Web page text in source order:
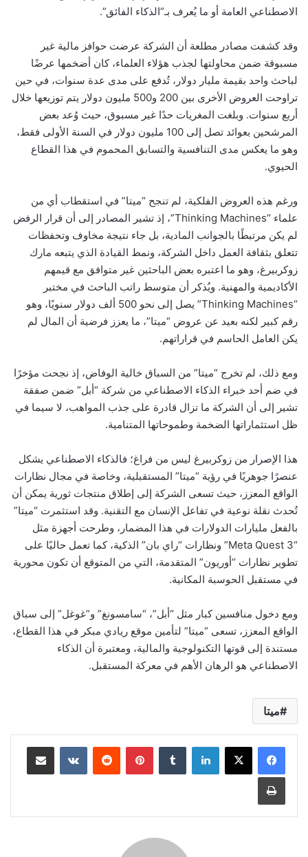
الاصطناعي العامة أو ما يُعرف بـ”الذكاء الفائق”.
وقد كشفت مصادر مطلعة أن الشركة عرضت حوافز مالية غير
مسبوقة ضمن محاولتها لجذب هؤلاء العلماء، كان أضخمها عرضًا
لباحث واحد بقيمة مليار دولار، تُدفع على مدى عدة سنوات، في حين
تراوحت العروض الأخرى بين 200 و500 مليون دولار يتم توزيعها خلال
أربع سنوات. وبلغت المغريات حدًا غير مسبوق، حيث وُعد بعض
المرشحين بعوائد تصل إلى 100 مليون دولار في السنة الأولى فقط،
وهو ما يعكس مدى التنافسية والتسابق المحموم في هذا القطاع
الحيوي.
ورغم هذه العروض الفلكية، لم تنجح “ميتا” في استقطاب أي من
علماء “Thinking Machines”، إذ تشير المصادر إلى أن قرار الرفض
لم يكن مرتبطًا بالجوانب المادية، بل جاء نتيجة مخاوف وتحفظات
تتعلق بثقافة العمل داخل الشركة، ونمط القيادة الذي يتبعه مارك
زوكربيرغ، وهو ما اعتبره بعض الباحثين غير متوافق مع قيمهم
الأكاديمية والمهنية. ويُذكر أن متوسط راتب الباحث في مختبر
“Thinking Machines” يصل إلى نحو 500 ألف دولار سنويًا، وهو
رقم كبير لكنه بعيد عن عروض “ميتا”، ما يعزز فرضية أن المال لم
يكن العامل الحاسم في قراراتهم.
ومع ذلك، لم تخرج “ميتا” من السباق خالية الوفاض، إذ نجحت مؤخرًا
في ضم أحد خبراء الذكاء الاصطناعي من شركة “أبل” ضمن صفقة
تشير إلى أن الشركة ما تزال قادرة على جذب المواهب، لا سيما في
ظل استثماراتها الضخمة وطموحاتها المتنامية.
هذا الإصرار من زوكربيرغ ليس من فراغ؛ فالذكاء الاصطناعي يشكل
عنصرًا جوهريًا في رؤية “ميتا” المستقبلية، وخاصة في مجال نظارات
الواقع المعزز، حيث تسعى الشركة إلى إطلاق منتجات ثورية يمكن أن
تُحدث نقلة نوعية في تفاعل الإنسان مع التقنية. وقد استثمرت “ميتا”
بالفعل مليارات الدولارات في هذا المضمار، وطرحت أجهزة مثل
“Meta Quest 3” ونظارات “راي بان” الذكية، كما تعمل حاليًا على
تطوير نظارات “أوريون” المتقدمة، التي من المتوقع أن تكون محورية
في مستقبل الحوسبة المكانية.
ومع دخول منافسين كبار مثل “أبل”، “سامسونغ” و”غوغل” إلى سباق
الواقع المعزز، تسعى “ميتا” لتأمين موقع ريادي مبكر في هذا القطاع،
مستندة إلى قوتها التكنولوجية والمالية، ومعتبرة أن الذكاء
الاصطناعي هو الرهان الأهم في معركة المستقبل.
ميتا
لينكدإن بينتيريست مشاركة عبر البريد
طباعة